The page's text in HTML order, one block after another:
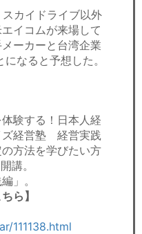
カイドライブ以外
イコムが来場して
ーカーと台湾企業
なると予想した。
験する！日本人経
ズ経営塾 経営実践
方法を学びたい方
講。
」。
ら】
111138.html